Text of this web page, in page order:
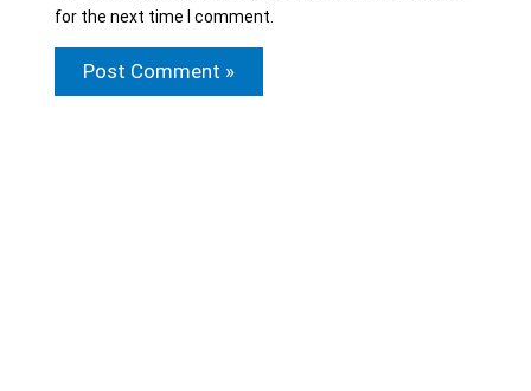
for the next time I comment.